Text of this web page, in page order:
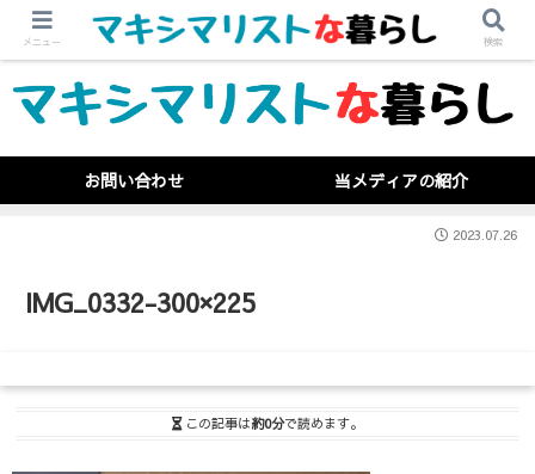
お問い合わせ 当メディアの紹介
IMG_0332-300×225
2023.07.26
この記事は約0分で読めます。
メニュー 検索